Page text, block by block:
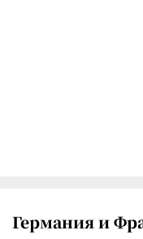
Германия и